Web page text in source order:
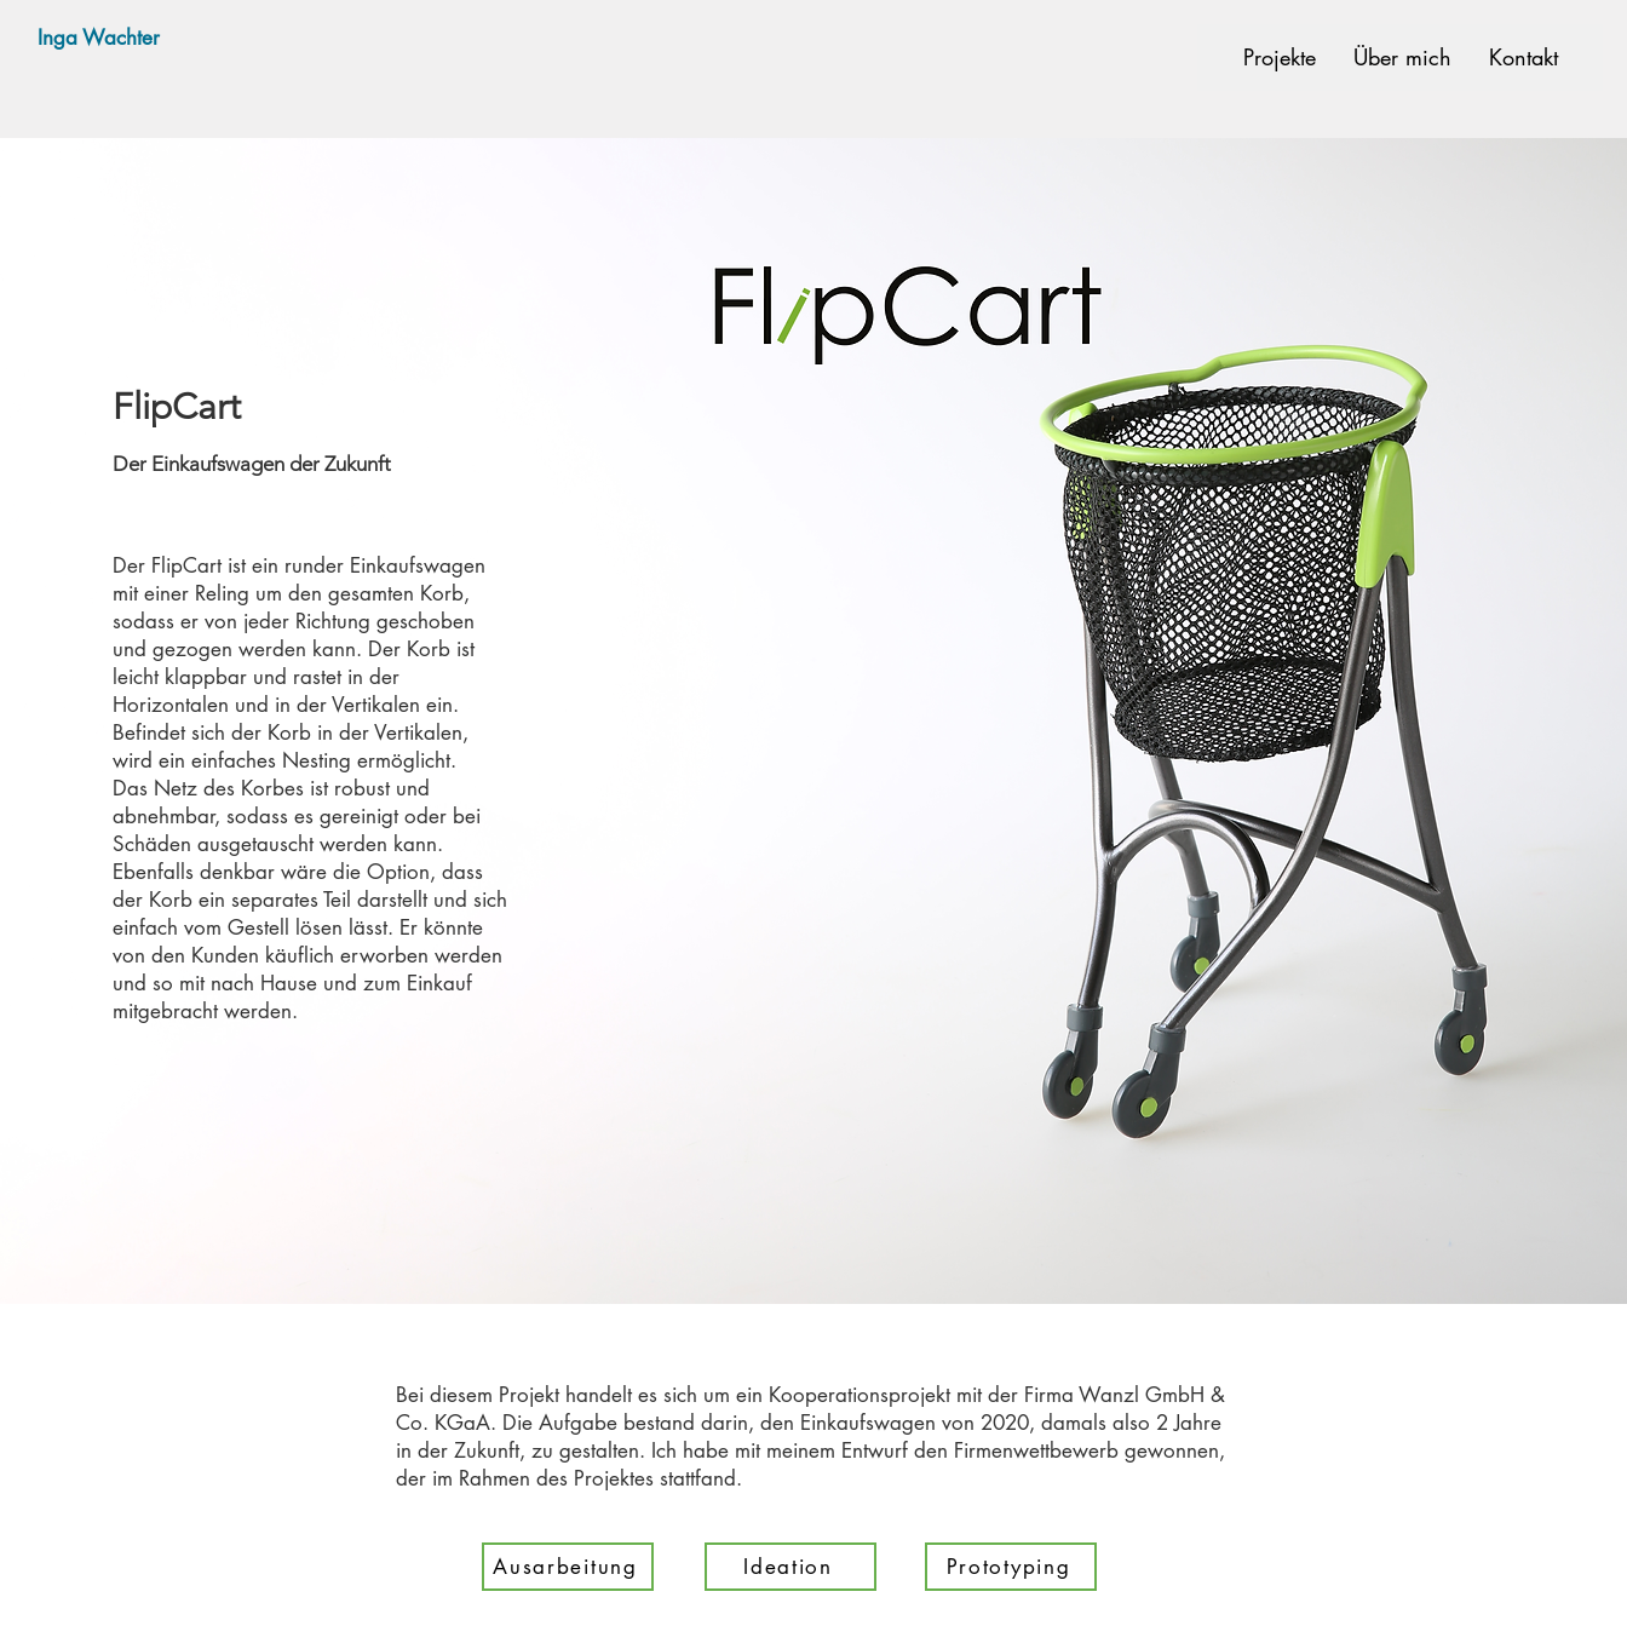
Inga Wachter
Projekte Über mich Kontakt
FlipCart
Der Einkaufswagen der Zukunft
Der FlipCart ist ein runder Einkaufswagen
mit einer Reling um den gesamten Korb,
sodass er von jeder Richtung geschoben
und gezogen werden kann. Der Korb ist
leicht klappbar und rastet in der
Horizontalen und in der Vertikalen ein.
Befindet sich der Korb in der Vertikalen,
wird ein einfaches Nesting ermöglicht.
Das Netz des Korbes ist robust und
abnehmbar, sodass es gereinigt oder bei
Schäden ausgetauscht werden kann.
Ebenfalls denkbar wäre die Option, dass
der Korb ein separates Teil darstellt und sich
einfach vom Gestell lösen lässt. Er könnte
von den Kunden käuflich erworben werden
und so mit nach Hause und zum Einkauf
mitgebracht werden.
Bei diesem Projekt handelt es sich um ein Kooperationsprojekt mit der Firma Wanzl GmbH &
Co. KGaA. Die Aufgabe bestand darin, den Einkaufswagen von 2020, damals also 2 Jahre
in der Zukunft, zu gestalten. Ich habe mit meinem Entwurf den Firmenwettbewerb gewonnen,
der im Rahmen des Projektes stattfand.
Ausarbeitung Ideation Prototyping